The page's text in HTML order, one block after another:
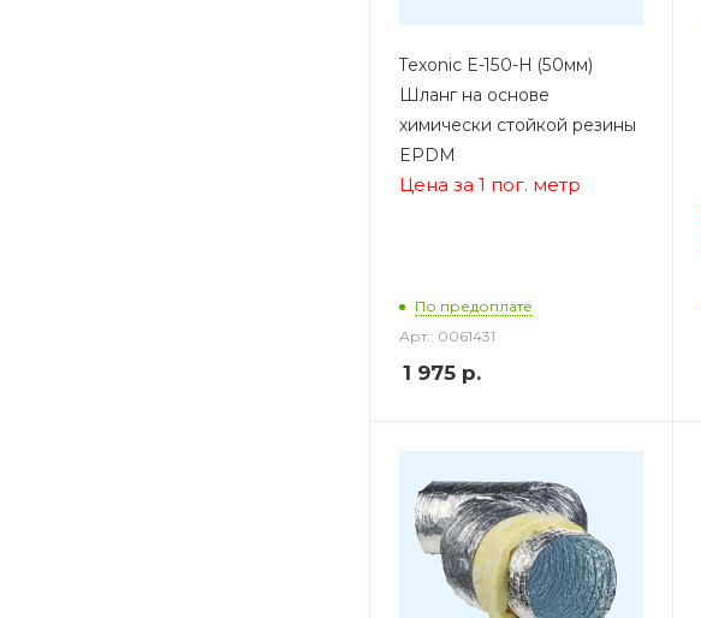
Texonic E-150-H (50мм)
Шланг на основе
химически стойкой резины
EPDM
Цена за 1 пог. метр
По предоплате
Арт.: 0061431
1 975 р.